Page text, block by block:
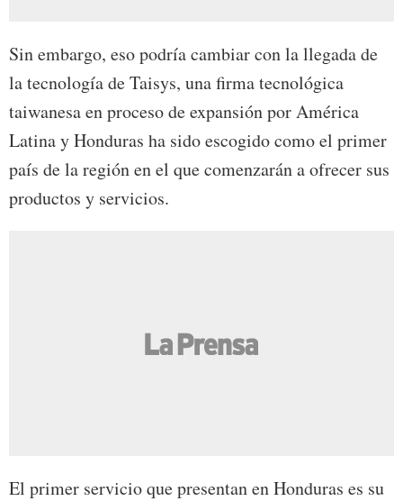
Sin embargo, eso podría cambiar con la llegada de
la tecnología de Taisys, una firma tecnológica
taiwanesa en proceso de expansión por América
Latina y Honduras ha sido escogido como el primer
país de la región en el que comenzarán a ofrecer sus
productos y servicios.
El primer servicio que presentan en Honduras es su